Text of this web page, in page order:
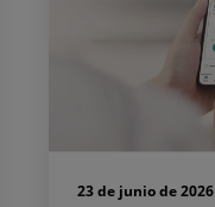
23 de junio de 2026